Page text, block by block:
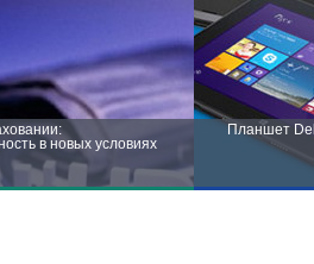
в новых условиях
Планшет